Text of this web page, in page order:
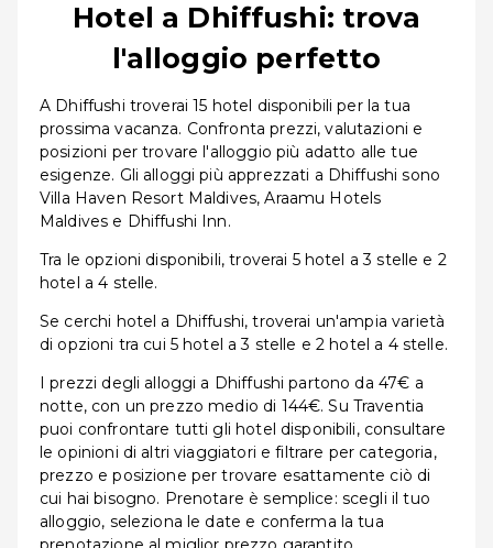
Hotel a Dhiffushi: trova
l'alloggio perfetto
A Dhiffushi troverai 15 hotel disponibili per la tua
prossima vacanza. Confronta prezzi, valutazioni e
posizioni per trovare l'alloggio più adatto alle tue
esigenze. Gli alloggi più apprezzati a Dhiffushi sono
Villa Haven Resort Maldives, Araamu Hotels
Maldives e Dhiffushi Inn.
Tra le opzioni disponibili, troverai 5 hotel a 3 stelle e 2
hotel a 4 stelle.
Se cerchi hotel a Dhiffushi, troverai un'ampia varietà
di opzioni tra cui 5 hotel a 3 stelle e 2 hotel a 4 stelle.
I prezzi degli alloggi a Dhiffushi partono da 47€ a
notte, con un prezzo medio di 144€. Su Traventia
puoi confrontare tutti gli hotel disponibili, consultare
le opinioni di altri viaggiatori e filtrare per categoria,
prezzo e posizione per trovare esattamente ciò di
cui hai bisogno. Prenotare è semplice: scegli il tuo
alloggio, seleziona le date e conferma la tua